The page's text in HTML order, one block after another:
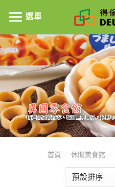
選單
首頁 休閒美食館